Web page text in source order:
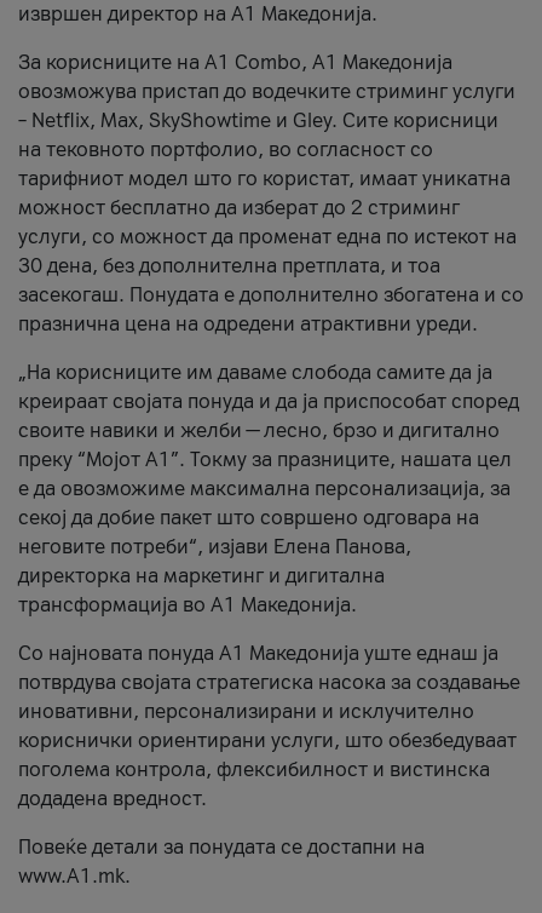
извршен директор на А1 Македонија.
За корисниците на A1 Combo, А1 Македонија
овозможува пристап до водечките стриминг услуги
– Netflix, Max, SkyShowtime и Gley. Сите корисници
на тековното портфолио, во согласност со
тарифниот модел што го користат, имаат уникатна
можност бесплатно да изберат до 2 стриминг
услуги, со можност да променат една по истекот на
30 дена, без дополнителна претплата, и тоа
засекогаш. Понудата е дополнително збогатена и со
празнична цена на одредени атрактивни уреди.
„На корисниците им даваме слобода самите да ја
креираат својата понуда и да ја приспособат според
своите навики и желби — лесно, брзо и дигитално
преку “Мојот А1”. Токму за празниците, нашата цел
е да овозможиме максимална персонализација, за
секој да добие пакет што совршено одговара на
неговите потреби“, изјави Елена Панова,
директорка на маркетинг и дигитална
трансформација во А1 Македонија.
Со најновата понуда А1 Македонија уште еднаш ја
потврдува својата стратегиска насока за создавање
иновативни, персонализирани и исклучително
кориснички ориентирани услуги, што обезбедуваат
поголема контрола, флексибилност и вистинска
додадена вредност.
Повеќе детали за понудата се достапни на
www.А1.mk.